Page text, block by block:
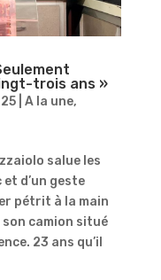
trois ans »
| A la une,
salue les
d’un geste
pétrit à la main
camion situé
23 ans qu’il